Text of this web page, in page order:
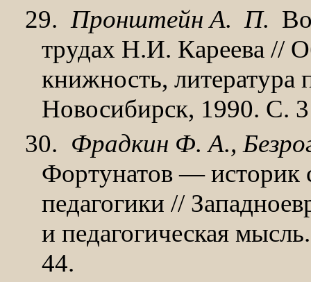
29. Пронштейн А. П.
трудах Н.И. Кареева //
книжность, литература
Новосибирск, 1990. С.
30. Фрадкин Ф. А.,
Фортунатов — историк
педагогики //
и педагогическая мысль.
44.